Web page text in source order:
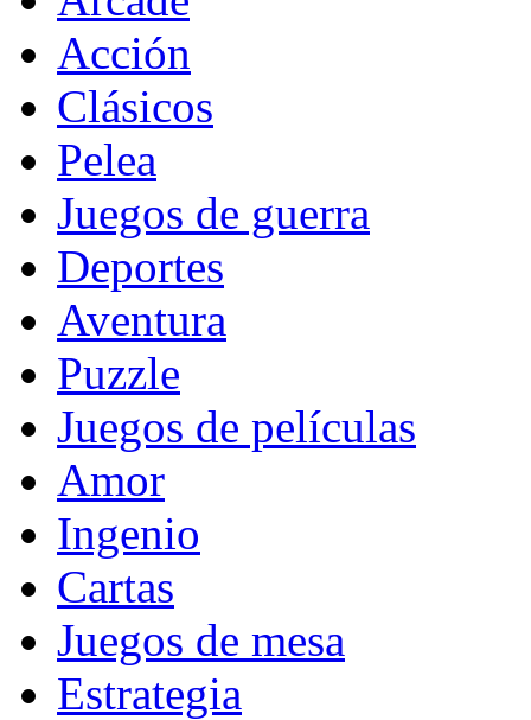
Acción
Clásicos
Pelea
Juegos de guerra
Deportes
Aventura
Puzzle
Juegos de películas
Amor
Ingenio
Cartas
Juegos de mesa
Estrategia